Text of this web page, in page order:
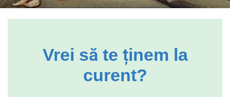
Vrei să te ținem la
curent?